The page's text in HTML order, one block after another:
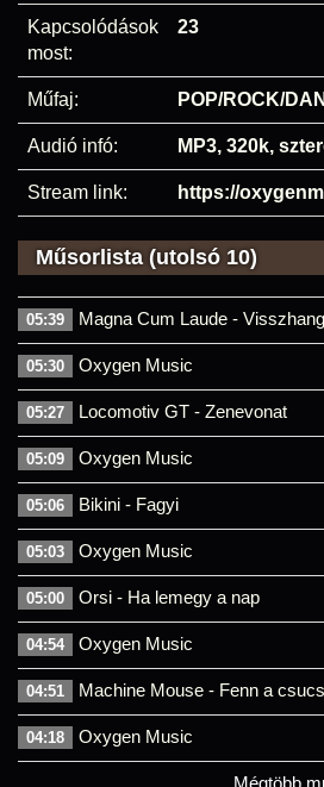
Kapcsolódások
most:
23
Műfaj: POP/ROCK/
Audió infó: MP3, 320k,
Stream link: https://
Műsorlista (utolsó 10)
05:39 Magna Cum Laude -
05:30 Oxygen Music
05:27 Locomotiv GT - Zenevonat
05:09 Oxygen Music
05:06 Bikini - Fagyi
05:03 Oxygen Music
05:00 Orsi - Ha lemegy a nap
04:54 Oxygen Music
04:51 Machine Mouse - Fenn a
04:18 Oxygen Music
Mégtöbb